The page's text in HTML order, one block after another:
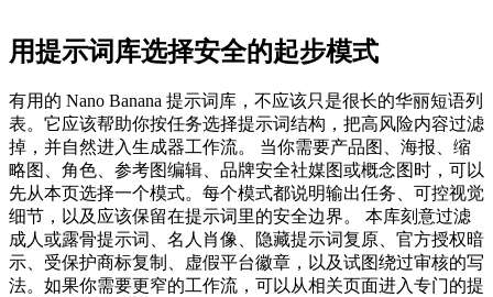
用提示词库选择安全的起步模式
有用的 Nano Banana 提示词库，不应该只是很长的华丽短语列
表。它应该帮助你按任务选择提示词结构，把高风险内容过滤
掉，并自然进入生成器工作流。 当你需要产品图、海报、缩
略图、角色、参考图编辑、品牌安全社媒图或概念图时，可以
先从本页选择一个模式。每个模式都说明输出任务、可控视觉
细节，以及应该保留在提示词里的安全边界。 本库刻意过滤
成人或露骨提示词、名人肖像、隐藏提示词复原、官方授权暗
示、受保护商标复制、虚假平台徽章，以及试图绕过审核的写
法。如果你需要更窄的工作流，可以从相关页面进入专门的提